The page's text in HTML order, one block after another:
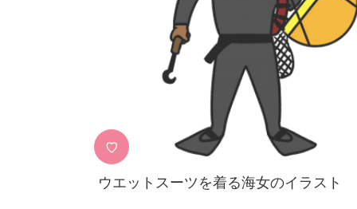
♡
ウエットスーツを着る海女のイラスト